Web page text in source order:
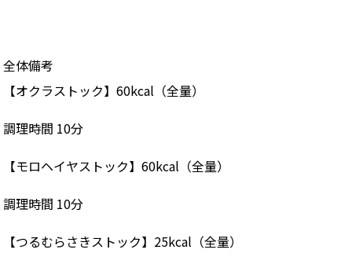
全体備考
【オクラストック】60kcal（全量）
調理時間 10分
【モロヘイヤストック】60kcal（全量）
調理時間 10分
【つるむらさきストック】25kcal（全量）